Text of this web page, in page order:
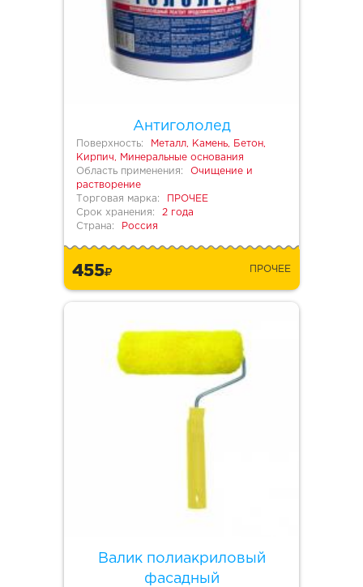
Антигололед
Поверхность:
Металл, Камень, Бетон,
Кирпич, Минеральные основания
Область применения:
Очищение и
растворение
Торговая марка:
ПРОЧЕЕ
Срок хранения:
2 года
Страна:
Россия
455 ПРОЧЕЕ
Валик полиакриловый
фасадный